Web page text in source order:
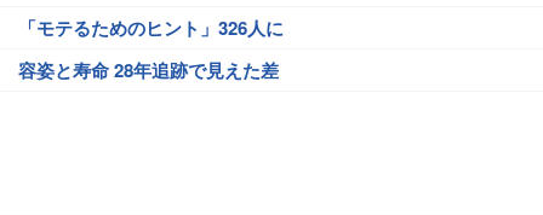
「モテるためのヒント」326人に
容姿と寿命 28年追跡で見えた差